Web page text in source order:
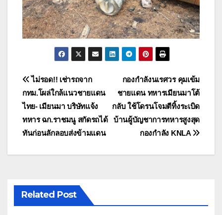
แนะแนว
เรื่อง
กองกำลังนเรศวร คุมเข้ม
ชายแดน ทหารเมียนมาโต้
กลับ ใช้โดรนโจมตีทิ้งระเบิด
บ้านผู้บัญชาการทหารสูงสุด
กองกำลัง KNLA
ไม่รอด!! เช่ารถจาก
กทม.โผล่ใกล้แนวชายแดน
ไทย- เมียนมา บริษัทแจ้ง
ทหาร ฉก.ราชมนู สกัดรถได้
ทันก่อนลักลอบส่งข้ามแดน
Related Post